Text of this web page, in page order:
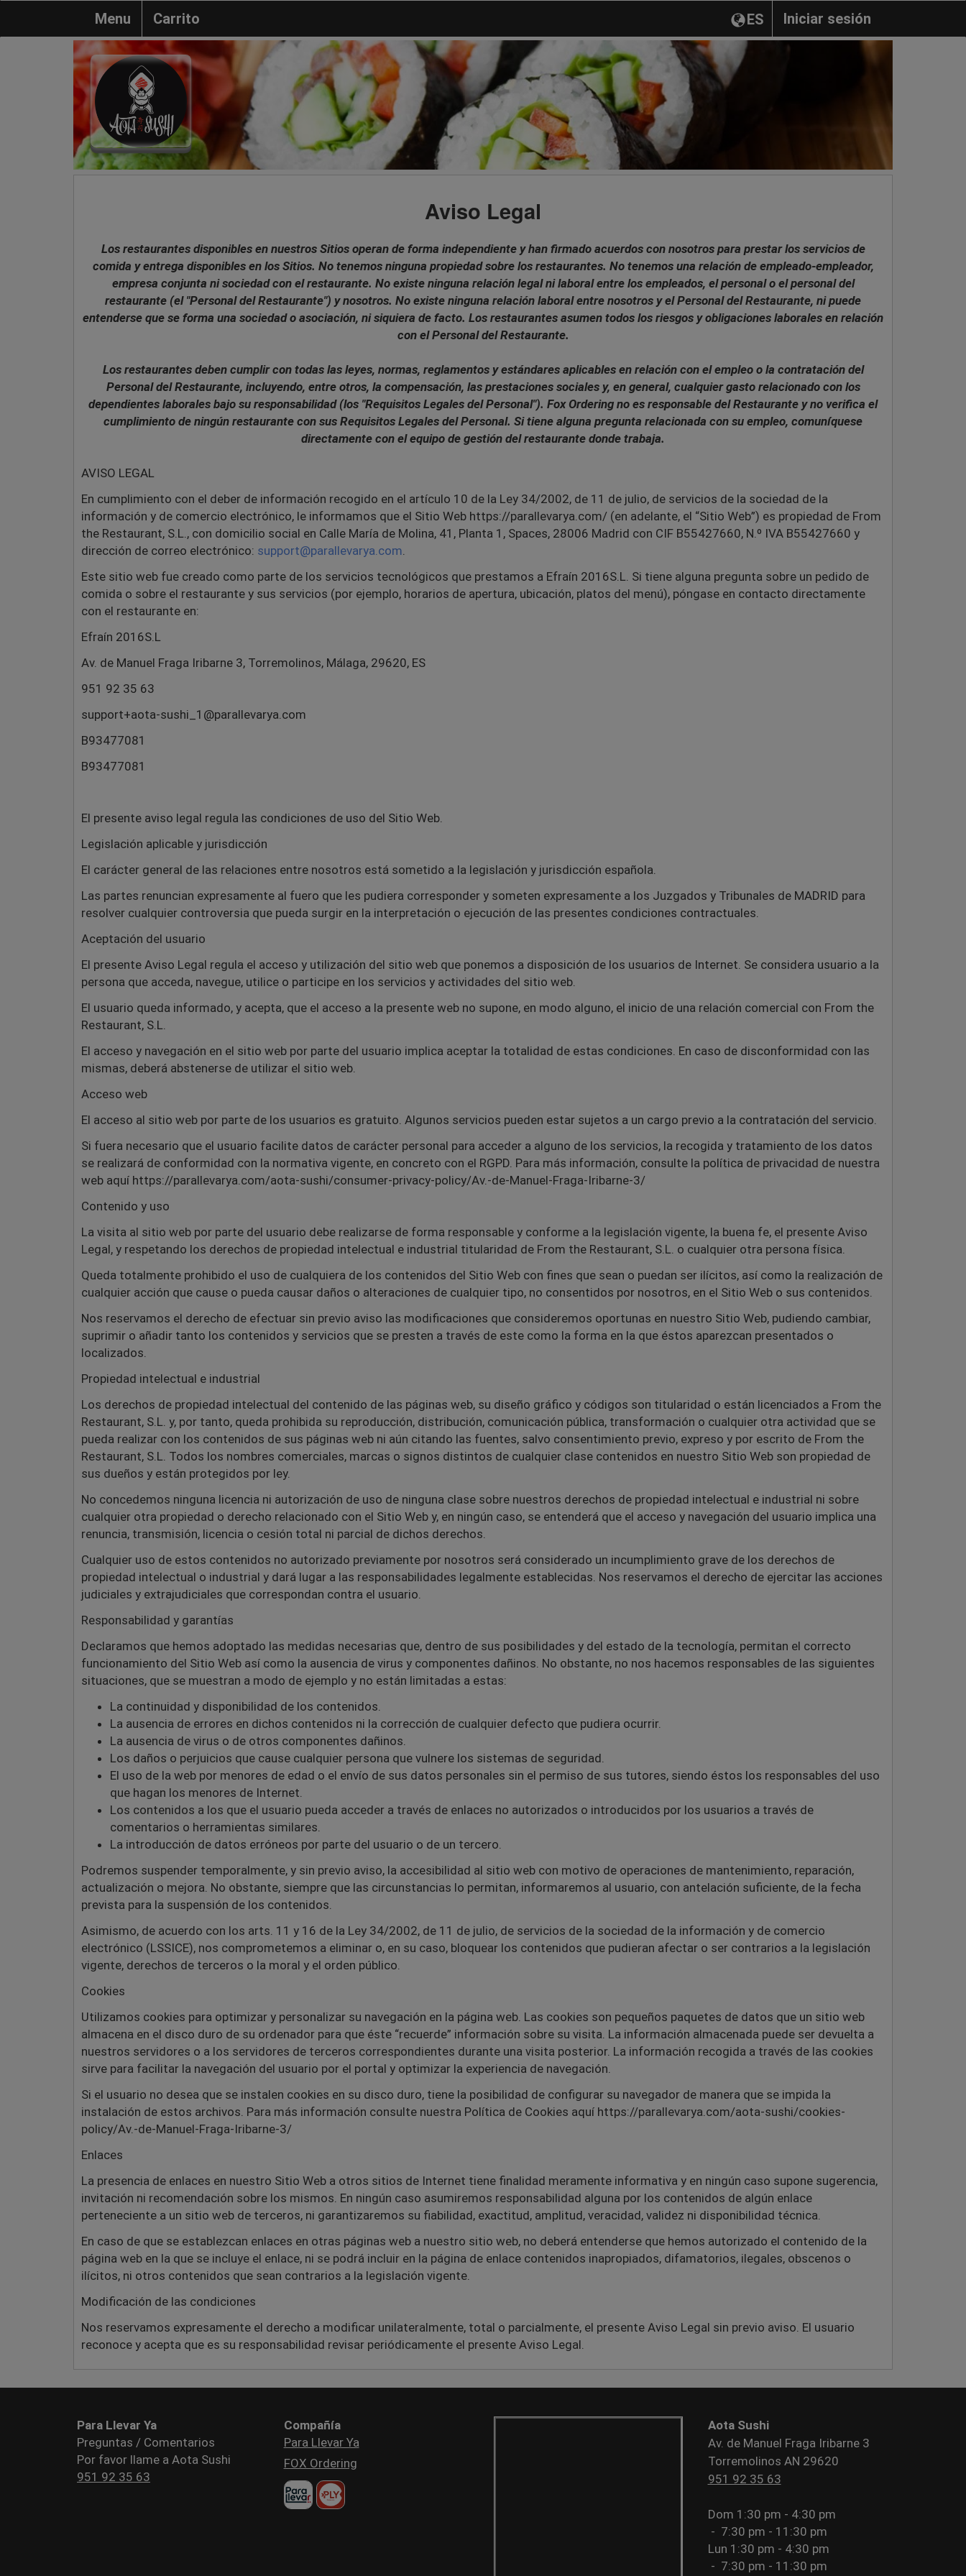
Iniciar sesión
ES
Menu Carrito
Aviso Legal
Los restaurantes disponibles en nuestros Sitios operan de forma independiente y han firmado acuerdos con nosotros para prestar los servicios de
comida y entrega disponibles en los Sitios. No tenemos ninguna propiedad sobre los restaurantes. No tenemos una relación de empleado-empleador,
empresa conjunta ni sociedad con el restaurante. No existe ninguna relación legal ni laboral entre los empleados, el personal o el personal del
restaurante (el "Personal del Restaurante") y nosotros. No existe ninguna relación laboral entre nosotros y el Personal del Restaurante, ni puede
entenderse que se forma una sociedad o asociación, ni siquiera de facto. Los restaurantes asumen todos los riesgos y obligaciones laborales en relación
con el Personal del Restaurante.
Los restaurantes deben cumplir con todas las leyes, normas, reglamentos y estándares aplicables en relación con el empleo o la contratación del
Personal del Restaurante, incluyendo, entre otros, la compensación, las prestaciones sociales y, en general, cualquier gasto relacionado con los
dependientes laborales bajo su responsabilidad (los "Requisitos Legales del Personal"). Fox Ordering no es responsable del Restaurante y no verifica el
cumplimiento de ningún restaurante con sus Requisitos Legales del Personal. Si tiene alguna pregunta relacionada con su empleo, comuníquese
directamente con el equipo de gestión del restaurante donde trabaja.
AVISO LEGAL
En cumplimiento con el deber de información recogido en el artículo 10 de la Ley 34/2002, de 11 de julio, de servicios de la sociedad de la
información y de comercio electrónico, le informamos que el Sitio Web https://parallevarya.com/ (en adelante, el “Sitio Web”) es propiedad de From
the Restaurant, S.L., con domicilio social en Calle María de Molina, 41, Planta 1, Spaces, 28006 Madrid con CIF B55427660, N.º IVA B55427660 y
dirección de correo electrónico: support@parallevarya.com
Este sitio web fue creado como parte de los servicios tecnológicos que prestamos a Efraín 2016S.L Si tiene alguna pregunta sobre un pedido de
comida o sobre el restaurante y sus servicios (por ejemplo, horarios de apertura, ubicación, platos del menú), póngase en contacto directamente
con el restaurante en:
Efraín 2016S.L
Av. de Manuel Fraga Iribarne 3, Torremolinos, Málaga, 29620, ES
951 92 35 63
support+aota-sushi_1@parallevarya.com
B93477081
B93477081
El presente aviso legal regula las condiciones de uso del Sitio Web.
Legislación aplicable y jurisdicción
El carácter general de las relaciones entre nosotros está sometido a la legislación y jurisdicción española.
Las partes renuncian expresamente al fuero que les pudiera corresponder y someten expresamente a los Juzgados y Tribunales de MADRID para
resolver cualquier controversia que pueda surgir en la interpretación o ejecución de las presentes condiciones contractuales.
Aceptación del usuario
El presente Aviso Legal regula el acceso y utilización del sitio web que ponemos a disposición de los usuarios de Internet. Se considera usuario a la
persona que acceda, navegue, utilice o participe en los servicios y actividades del sitio web.
El usuario queda informado, y acepta, que el acceso a la presente web no supone, en modo alguno, el inicio de una relación comercial con From the
Restaurant, S.L.
El acceso y navegación en el sitio web por parte del usuario implica aceptar la totalidad de estas condiciones. En caso de disconformidad con las
mismas, deberá abstenerse de utilizar el sitio web.
Acceso web
El acceso al sitio web por parte de los usuarios es gratuito. Algunos servicios pueden estar sujetos a un cargo previo a la contratación del servicio.
Si fuera necesario que el usuario facilite datos de carácter personal para acceder a alguno de los servicios, la recogida y tratamiento de los datos
se realizará de conformidad con la normativa vigente, en concreto con el RGPD. Para más información, consulte la política de privacidad de nuestra
web aquí https://parallevarya.com/aota-sushi/consumer-privacy-policy/Av.-de-Manuel-Fraga-Iribarne-3/
Contenido y uso
La visita al sitio web por parte del usuario debe realizarse de forma responsable y conforme a la legislación vigente, la buena fe, el presente Aviso
Legal, y respetando los derechos de propiedad intelectual e industrial titularidad de From the Restaurant, S.L. o cualquier otra persona física.
Queda totalmente prohibido el uso de cualquiera de los contenidos del Sitio Web con fines que sean o puedan ser ilícitos, así como la realización de
cualquier acción que cause o pueda causar daños o alteraciones de cualquier tipo, no consentidos por nosotros, en el Sitio Web o sus contenidos.
Nos reservamos el derecho de efectuar sin previo aviso las modificaciones que consideremos oportunas en nuestro Sitio Web, pudiendo cambiar,
suprimir o añadir tanto los contenidos y servicios que se presten a través de este como la forma en la que éstos aparezcan presentados o
localizados.
Propiedad intelectual e industrial
Los derechos de propiedad intelectual del contenido de las páginas web, su diseño gráfico y códigos son titularidad o están licenciados a From the
Restaurant, S.L. y, por tanto, queda prohibida su reproducción, distribución, comunicación pública, transformación o cualquier otra actividad que se
pueda realizar con los contenidos de sus páginas web ni aún citando las fuentes, salvo consentimiento previo, expreso y por escrito de From the
Restaurant, S.L. Todos los nombres comerciales, marcas o signos distintos de cualquier clase contenidos en nuestro Sitio Web son propiedad de
sus dueños y están protegidos por ley.
No concedemos ninguna licencia ni autorización de uso de ninguna clase sobre nuestros derechos de propiedad intelectual e industrial ni sobre
cualquier otra propiedad o derecho relacionado con el Sitio Web y, en ningún caso, se entenderá que el acceso y navegación del usuario implica una
renuncia, transmisión, licencia o cesión total ni parcial de dichos derechos.
Cualquier uso de estos contenidos no autorizado previamente por nosotros será considerado un incumplimiento grave de los derechos de
propiedad intelectual o industrial y dará lugar a las responsabilidades legalmente establecidas. Nos reservamos el derecho de ejercitar las acciones
judiciales y extrajudiciales que correspondan contra el usuario.
Responsabilidad y garantías
Declaramos que hemos adoptado las medidas necesarias que, dentro de sus posibilidades y del estado de la tecnología, permitan el correcto
funcionamiento del Sitio Web así como la ausencia de virus y componentes dañinos. No obstante, no nos hacemos responsables de las siguientes
situaciones, que se muestran a modo de ejemplo y no están limitadas a estas:
La continuidad y disponibilidad de los contenidos.
La ausencia de errores en dichos contenidos ni la corrección de cualquier defecto que pudiera ocurrir.
La ausencia de virus o de otros componentes dañinos.
Los daños o perjuicios que cause cualquier persona que vulnere los sistemas de seguridad.
El uso de la web por menores de edad o el envío de sus datos personales sin el permiso de sus tutores, siendo éstos los responsables del uso
que hagan los menores de Internet.
Los contenidos a los que el usuario pueda acceder a través de enlaces no autorizados o introducidos por los usuarios a través de
comentarios o herramientas similares.
La introducción de datos erróneos por parte del usuario o de un tercero.
Podremos suspender temporalmente, y sin previo aviso, la accesibilidad al sitio web con motivo de operaciones de mantenimiento, reparación,
actualización o mejora. No obstante, siempre que las circunstancias lo permitan, informaremos al usuario, con antelación suficiente, de la fecha
prevista para la suspensión de los contenidos.
Asimismo, de acuerdo con los arts. 11 y 16 de la Ley 34/2002, de 11 de julio, de servicios de la sociedad de la información y de comercio
electrónico (LSSICE), nos comprometemos a eliminar o, en su caso, bloquear los contenidos que pudieran afectar o ser contrarios a la legislación
vigente, derechos de terceros o la moral y el orden público.
Cookies
Utilizamos cookies para optimizar y personalizar su navegación en la página web. Las cookies son pequeños paquetes de datos que un sitio web
almacena en el disco duro de su ordenador para que éste “recuerde” información sobre su visita. La información almacenada puede ser devuelta a
nuestros servidores o a los servidores de terceros correspondientes durante una visita posterior. La información recogida a través de las cookies
sirve para facilitar la navegación del usuario por el portal y optimizar la experiencia de navegación.
Si el usuario no desea que se instalen cookies en su disco duro, tiene la posibilidad de configurar su navegador de manera que se impida la
instalación de estos archivos. Para más información consulte nuestra Política de Cookies aquí https://parallevarya.com/aota-sushi/cookies-
policy/Av.-de-Manuel-Fraga-Iribarne-3/
Enlaces
La presencia de enlaces en nuestro Sitio Web a otros sitios de Internet tiene finalidad meramente informativa y en ningún caso supone sugerencia,
invitación ni recomendación sobre los mismos. En ningún caso asumiremos responsabilidad alguna por los contenidos de algún enlace
perteneciente a un sitio web de terceros, ni garantizaremos su fiabilidad, exactitud, amplitud, veracidad, validez ni disponibilidad técnica.
En caso de que se establezcan enlaces en otras páginas web a nuestro sitio web, no deberá entenderse que hemos autorizado el contenido de la
página web en la que se incluye el enlace, ni se podrá incluir en la página de enlace contenidos inapropiados, difamatorios, ilegales, obscenos o
ilícitos, ni otros contenidos que sean contrarios a la legislación vigente.
Modificación de las condiciones
Nos reservamos expresamente el derecho a modificar unilateralmente, total o parcialmente, el presente Aviso Legal sin previo aviso. El usuario
reconoce y acepta que es su responsabilidad revisar periódicamente el presente Aviso Legal.
Para Llevar Ya
Preguntas / Comentarios
Por favor llame a Aota Sushi
951 92 35 63
Compañía
Para Llevar Ya
FOX Ordering
Aota Sushi
Av. de Manuel Fraga Iribarne 3
Torremolinos AN 29620
951 92 35 63
Dom 1:30 pm - 4:30 pm
- 7:30 pm - 11:30 pm
Lun 1:30 pm - 4:30 pm
- 7:30 pm - 11:30 pm